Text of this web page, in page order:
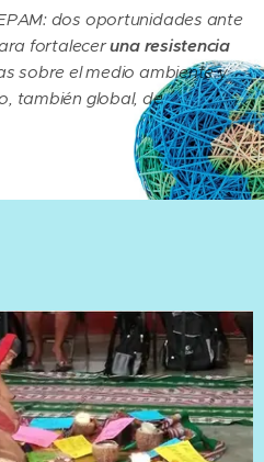
dos oportunidades ante
fortaleceruna resistencia
sobre el medio ambiente y
también global, de